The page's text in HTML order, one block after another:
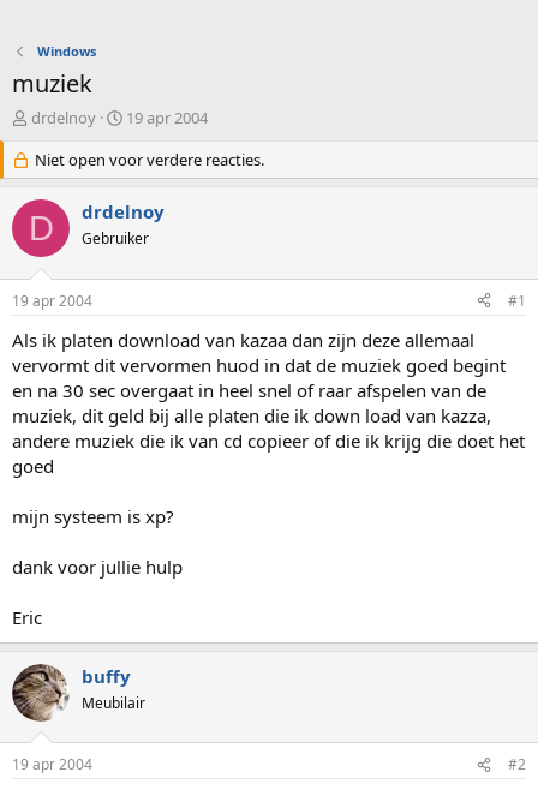
Windows
muziek
O
d
e
r
w
e
s
t
a
r
t
e
r
drdelnoy
S
a
r
t
d
a
m
19 apr 2004
Niet open voor verdere reacties.
D drdelnoy
Gebruiker
19 apr 2004 #1
Als ik platen download van kazaa dan zijn deze allemaal
vervormt dit vervormen huod in dat de muziek goed begint
en na 30 sec overgaat in heel snel of raar afspelen van de
muziek, dit geld bij alle platen die ik down load van kazza,
andere muziek die ik van cd copieer of die ik krijg die doet het
goed
mijn systeem is xp?
dank voor jullie hulp
Eric
buffy
Meubilair
19 apr 2004 #2